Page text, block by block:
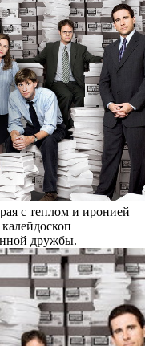
с теплом и иронией
дружбы.